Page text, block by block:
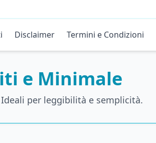
Disclaimer Termini e Condizioni
e Minimale
per leggibilità e semplicità.